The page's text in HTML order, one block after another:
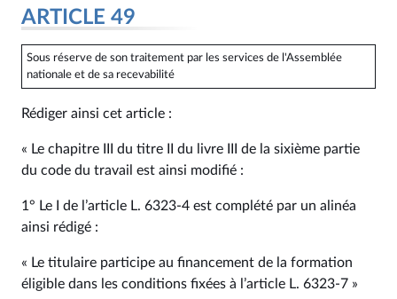
ARTICLE 49
Sous réserve de son traitement par les services de l'Assemblée
nationale et de sa recevabilité
Rédiger ainsi cet article :
« Le chapitre III du titre II du livre III de la sixième partie
du code du travail est ainsi modifié :
1° Le I de l’article L. 6323-4 est complété par un alinéa
ainsi rédigé :
« Le titulaire participe au financement de la formation
éligible dans les conditions fixées à l’article L. 6323-7 »